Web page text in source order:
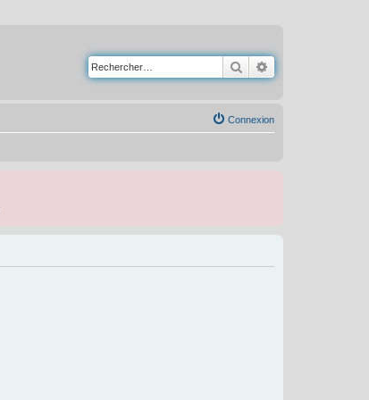
Rechercher
Connexion